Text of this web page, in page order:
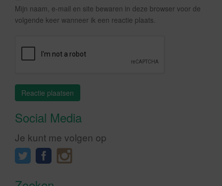
Mijn naam, e-mail en site bewaren in deze browser voor de
volgende keer wanneer ik een reactie plaats.
Social Media
Je kunt me volgen op